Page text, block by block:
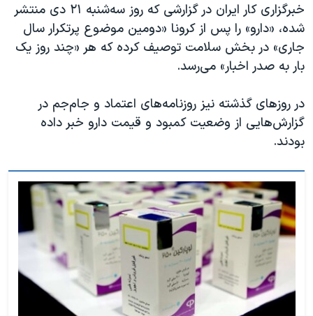
خبرگزاری کار ایران در گزارشی که روز سه‌شنبه ۲۱ دی منتشر
شده، «دارو» را پس از کرونا «دومین موضوع پرتکرار سال
جاری» در بخش سلامت توصیف کرده که هر «چند روز یک
بار به صدر اخبار» می‌رسد.
در روزهای گذشته نیز روزنامه‌های اعتماد و جام‌جم در
گزارش‌هایی از وضعیت کمبود و قیمت دارو خبر داده
بودند.